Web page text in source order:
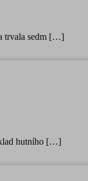
trvala sedm […]
hutního […]